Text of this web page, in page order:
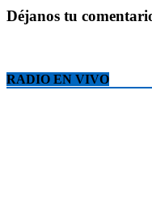
Déjanos tu
RADIO EN VIVO